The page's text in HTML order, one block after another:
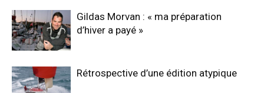
Gildas Morvan : « ma préparation
d’hiver a payé »
Rétrospective d’une édition atypique